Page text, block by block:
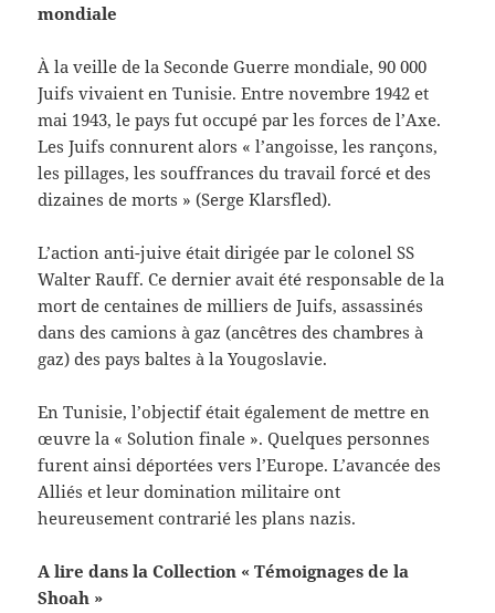
mondiale
À la veille de la Seconde Guerre mondiale, 90 000
Juifs vivaient en Tunisie. Entre novembre 1942 et
mai 1943, le pays fut occupé par les forces de l’Axe.
Les Juifs connurent alors « l’angoisse, les rançons,
les pillages, les souffrances du travail forcé et des
dizaines de morts » (Serge Klarsfled).
L’action anti-juive était dirigée par le colonel SS
Walter Rauff. Ce dernier avait été responsable de la
mort de centaines de milliers de Juifs, assassinés
dans des camions à gaz (ancêtres des chambres à
gaz) des pays baltes à la Yougoslavie.
En Tunisie, l’objectif était également de mettre en
œuvre la « Solution finale ». Quelques personnes
furent ainsi déportées vers l’Europe. L’avancée des
Alliés et leur domination militaire ont
heureusement contrarié les plans nazis.
A lire dans la Collection « Témoignages de la
Shoah »